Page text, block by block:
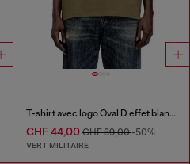
T-shirt avec logo Oval D effet blanchi
CHF 44,00CHF 89,00-50%
VERT MILITAIRE